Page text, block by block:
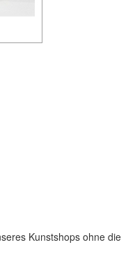
Kunstshops ohne die